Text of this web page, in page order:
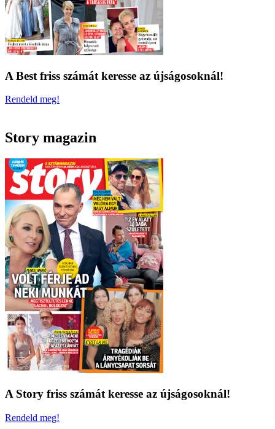
A Best friss számát keresse az újságosoknál!
Rendeld meg!
Story magazin
A Story friss számát keresse az újságosoknál!
Rendeld meg!